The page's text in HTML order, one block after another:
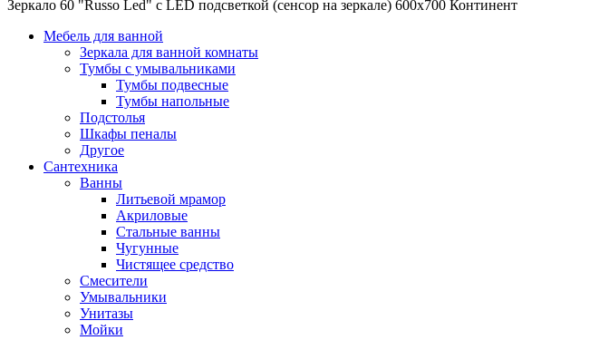
Зеркало 60 "Russo Led" c LED подсветкой (сенсор на зеркале) 600х700 Континент
Мебель для ванной
Зеркала для ванной комнаты
Тумбы с умывальниками
Тумбы подвесные
Тумбы напольные
Подстолья
Шкафы пеналы
Другое
Сантехника
Ванны
Литьевой мрамор
Акриловые
Стальные ванны
Чугунные
Чистящее средство
Смесители
Умывальники
Унитазы
Мойки